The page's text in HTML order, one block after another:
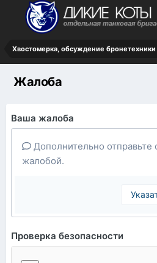
Хвостомерка, обсуждение бронетехники
Жалоба
Ваша жалоба
Дополнительно
жалобой.
Проверка безопасности